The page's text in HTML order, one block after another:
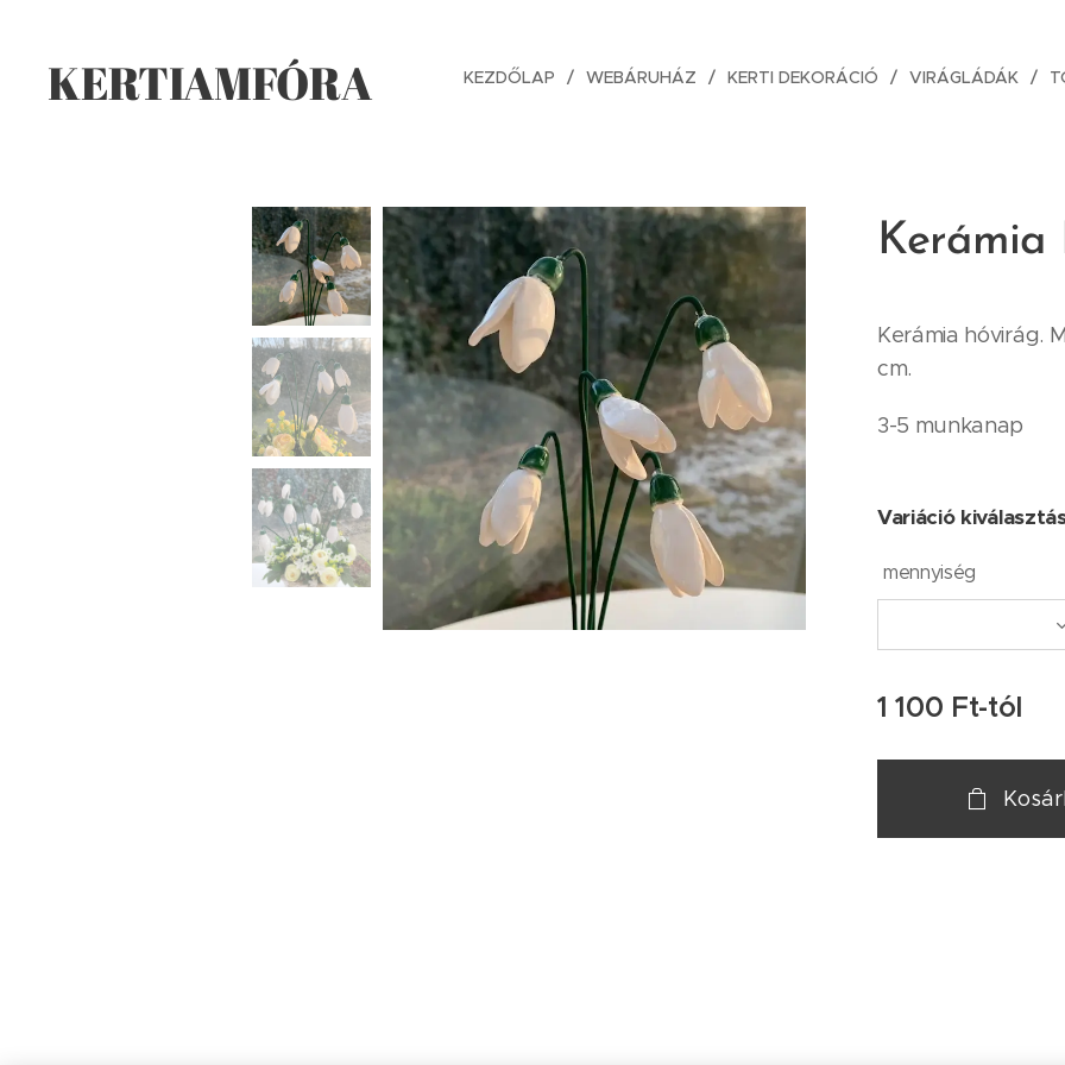
KERTIAMFÓRA KEZDŐLAP WEBÁRUHÁZ KERTI DEKORÁCIÓ VIRÁGLÁDÁK
Kerámia
Kerámia hóvirág.
cm.
3-5 munkanap
Variáció
mennyiség
1 100 Ft-tól